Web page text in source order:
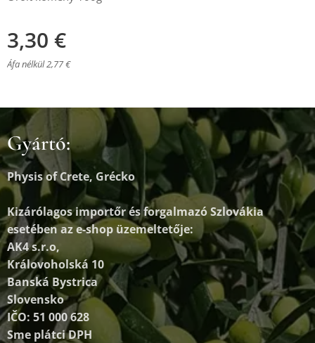
3,30 €
Áfa nélkül 2,77 €
Gyártó:
Physis of Crete, Grécko
Kizárólagos importőr és forgalmazóSzlovákia
esetében az e-shop üzemeltetője:
AK4 s.r.o,
Královoholská 10
Banská Bystrica
Slovensko
IČO: 51 000 628
Sme plátci DPH